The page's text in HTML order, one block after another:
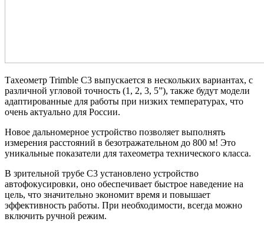
Тахеометр Trimble C3 выпускается в нескольких вариантах, с
различной угловой точность (1, 2, 3, 5”), также будут модели
адаптированные для работы при низких температурах, что
очень актуально для России.
Новое дальномерное устройство позволяет выполнять
измерения расстояний в безотражательном до 800 м! Это
уникальные показатели для тахеометра технического класса.
В зрительной трубе C3 установлено устройство
автофокусировки, оно обеспечивает быстрое наведение на
цель, что значительно экономит время и повышает
эффективность работы. При необходимости, всегда можно
включить ручной режим.